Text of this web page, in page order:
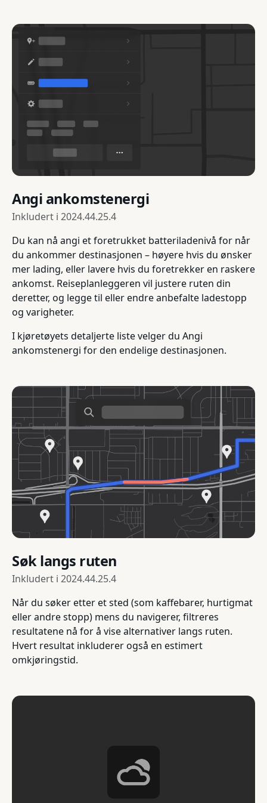
Angi ankomstenergi
Inkludert i 2024.44.25.4
Du kan nå angi et foretrukket batteriladenivå for når
du ankommer destinasjonen – høyere hvis du ønsker
mer lading, eller lavere hvis du foretrekker en raskere
ankomst. Reiseplanleggeren vil justere ruten din
deretter, og legge til eller endre anbefalte ladestopp
og varigheter.
I kjøretøyets detaljerte liste velger du Angi
ankomstenergi for den endelige destinasjonen.
Søk langs ruten
Inkludert i 2024.44.25.4
Når du søker etter et sted (som kaffebarer, hurtigmat
eller andre stopp) mens du navigerer, filtreres
resultatene nå for å vise alternativer langs ruten.
Hvert resultat inkluderer også en estimert
omkjøringstid.